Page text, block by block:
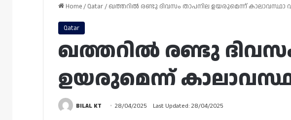
Home/ Qatar/ ഖത്തറിൽ രണ്ടു ദിവസം താപനില ഉയരുമെന്ന് കാലാവസ്ഥാ
Qatar
ഖത്തറിൽ രണ്ടു
ഉയരുമെന്ന്
BILAL KT 28/04/2025 Last Updated: 28/04/2025